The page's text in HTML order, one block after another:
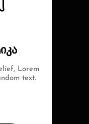
Lorem
text.